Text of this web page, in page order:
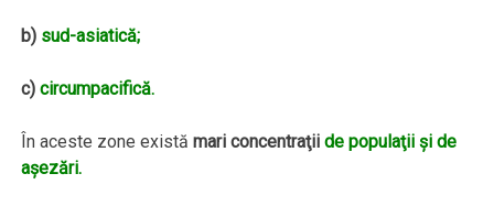
b) sud-asiatică;
c)circumpacifică.
În aceste zone existămari concentraţii de populaţii şi de
aşezări.